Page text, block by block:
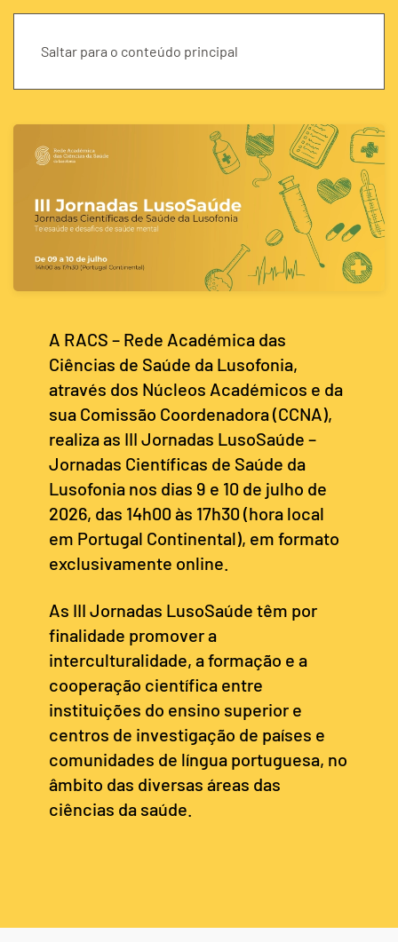
Saltar para o conteúdo principal
A RACS – Rede Académica das
Ciências de Saúde da Lusofonia,
através dos Núcleos Académicos e da
sua Comissão Coordenadora (CCNA),
realiza as III Jornadas LusoSaúde –
Jornadas Científicas de Saúde da
Lusofonia nos dias 9 e 10 de julho de
2026, das 14h00 às 17h30 (hora local
em Portugal Continental), em formato
exclusivamente online.
As III Jornadas LusoSaúde têm por
finalidade promover a
interculturalidade, a formação e a
cooperação científica entre
instituições do ensino superior e
centros de investigação de países e
comunidades de língua portuguesa, no
âmbito das diversas áreas das
ciências da saúde.